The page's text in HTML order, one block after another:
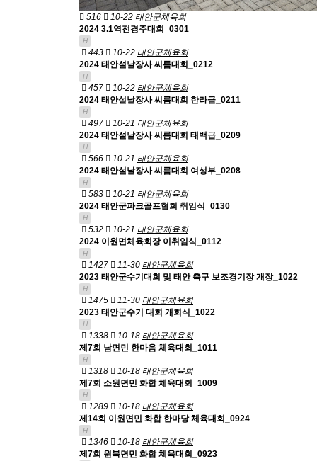
516 10-22 태안군체육회
2024 3.1역전경주대회_0301
H
443 10-22 태안군체육회
2024 태안설날장사 씨름대회_0212
H
457 10-22 태안군체육회
2024 태안설날장사 씨름대회 한라급_0211
H
497 10-21 태안군체육회
2024 태안설날장사 씨름대회 태백급_0209
H
566 10-21 태안군체육회
2024 태안설날장사 씨름대회 여성부_0208
H
583 10-21 태안군체육회
2024 태안군파크골프협회 취임식_0130
H
532 10-21 태안군체육회
2024 이원면체육회장 이취임식_0112
H
1427 11-30 태안군체육회
2023 태안군수기대회 및 태안 축구 보조경기장 개장_1022
H
1475 11-30 태안군체육회
2023 태안군수기 대회 개회식_1022
H
1338 10-18 태안군체육회
제7회 남면민 한마음 체육대회_1011
H
1318 10-18 태안군체육회
제7회 소원면민 화합 체육대회_1009
H
1289 10-18 태안군체육회
제14회 이원면민 화합 한마당 체육대회_0924
H
1346 10-18 태안군체육회
제7회 원북면민 화합 체육대회_0923